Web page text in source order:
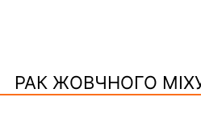
РАК ЖОВЧНОГО